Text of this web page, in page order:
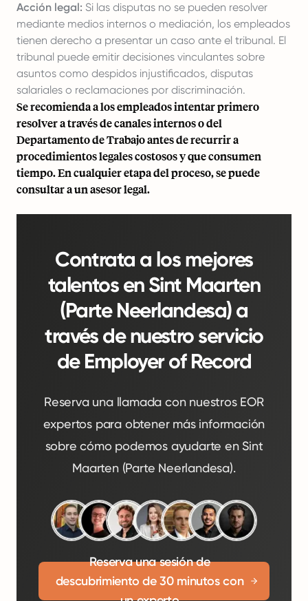
Acción legal: Si las disputas no se pueden resolver
mediante medios internos o mediación, los empleados
tienen derecho a presentar un caso ante el tribunal. El
tribunal puede emitir decisiones vinculantes sobre
asuntos como despidos injustificados, disputas
salariales o reclamaciones por discriminación.
Se recomienda a los empleados intentar primero
resolver a través de canales internos o del
Departamento de Trabajo antes de recurrir a
procedimientos legales costosos y que consumen
tiempo. En cualquier etapa del proceso, se puede
consultar a un asesor legal.
Contrata a los mejores
talentos en Sint Maarten
(Parte Neerlandesa) a
través de nuestro servicio
de Employer of Record
Reserva una llamada con nuestros EOR
expertos para obtener más información
sobre cómo podemos ayudarte en Sint
Maarten (Parte Neerlandesa).
Reserva una sesión de
descubrimiento de 30 minutos con